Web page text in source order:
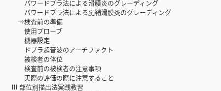
パワードプラ法による滑膜炎のグレーディング
パワードプラ法による腱鞘滑膜炎のグレーディング
→検査前の準備
使用プローブ
機器設定
ドプラ超音波のアーチファクト
被検者の体位
検査前の被検者の注意事項
実際の評価の際に注意すること
Ⅲ 部位別描出法実践教習